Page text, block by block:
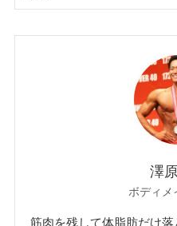
澤
ボディメ
筋肉を残して体脂肪だけ